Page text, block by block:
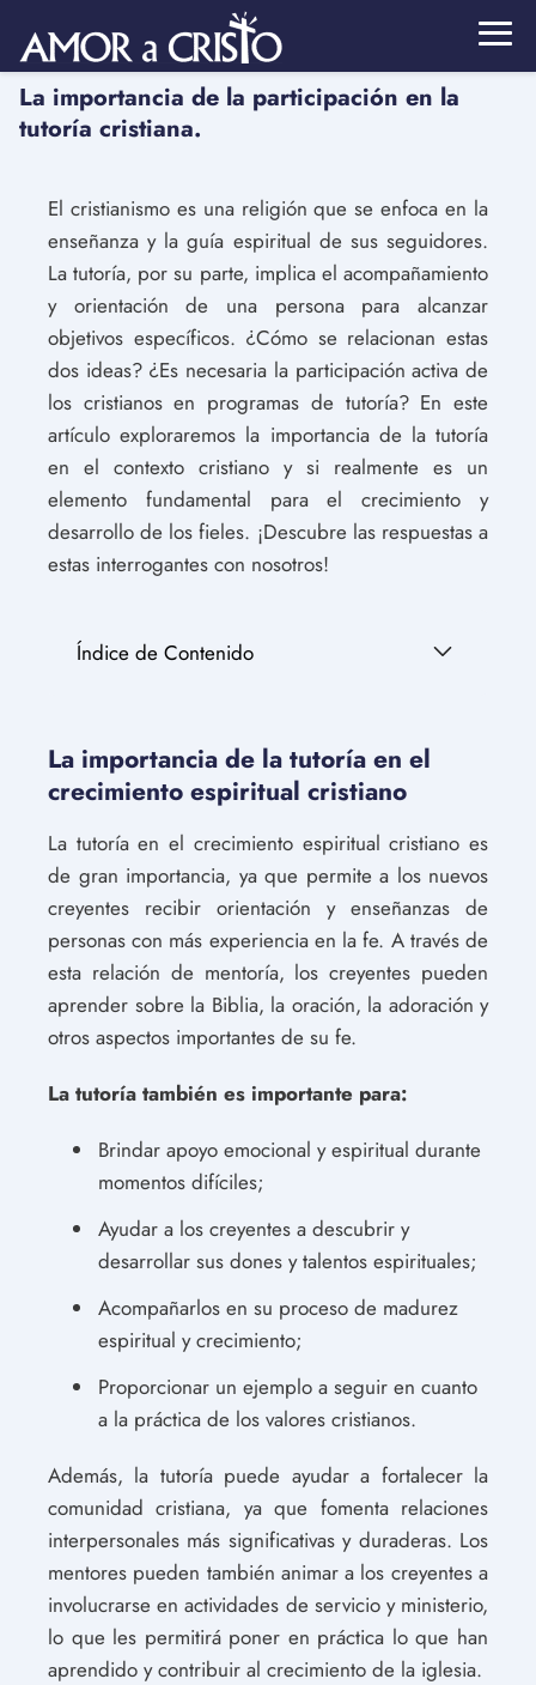
La importancia de la participación en la
tutoría cristiana.
El cristianismo es una religión que se enfoca en la
enseñanza y la guía espiritual de sus seguidores.
La tutoría, por su parte, implica el acompañamiento
y orientación de una persona para alcanzar
objetivos específicos. ¿Cómo se relacionan estas
dos ideas? ¿Es necesaria la participación activa de
los cristianos en programas de tutoría? En este
artículo exploraremos la importancia de la tutoría
en el contexto cristiano y si realmente es un
elemento fundamental para el crecimiento y
desarrollo de los fieles. ¡Descubre las respuestas a
estas interrogantes con nosotros!
Índice de Contenido
La importancia de la tutoría en el
crecimiento espiritual cristiano
La tutoría en el crecimiento espiritual cristiano es
de gran importancia, ya que permite a los nuevos
creyentes recibir orientación y enseñanzas de
personas con más experiencia en la fe. A través de
esta relación de mentoría, los creyentes pueden
aprender sobre la Biblia, la oración, la adoración y
otros aspectos importantes de su fe.
La tutoría también es importante para:
Brindar apoyo emocional y espiritual durante
momentos difíciles;
Ayudar a los creyentes a descubrir y
desarrollar sus dones y talentos espirituales;
Acompañarlos en su proceso de madurez
espiritual y crecimiento;
Proporcionar un ejemplo a seguir en cuanto
a la práctica de los valores cristianos.
Además, la tutoría puede ayudar a fortalecer la
comunidad cristiana, ya que fomenta relaciones
interpersonales más significativas y duraderas. Los
mentores pueden también animar a los creyentes a
involucrarse en actividades de servicio y ministerio,
lo que les permitirá poner en práctica lo que han
aprendido y contribuir al crecimiento de la iglesia.